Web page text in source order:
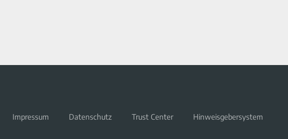
Impressum Datenschutz Trust Center Hinweisgebersystem